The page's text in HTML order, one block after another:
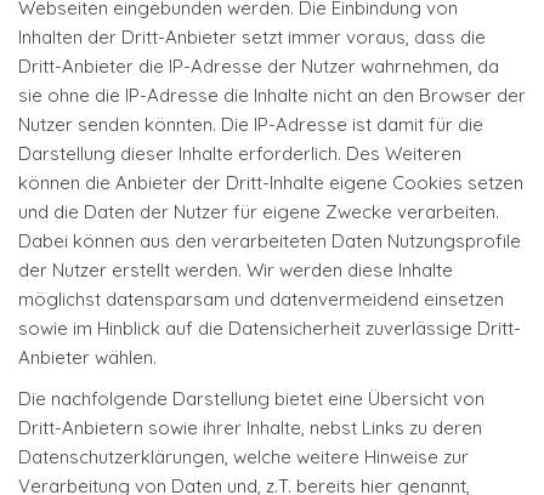
Webseiten eingebunden werden. Die Einbindung von
Inhalten der Dritt-Anbieter setzt immer voraus, dass die
Dritt-Anbieter die IP-Adresse der Nutzer wahrnehmen, da
sie ohne die IP-Adresse die Inhalte nicht an den Browser der
Nutzer senden könnten. Die IP-Adresse ist damit für die
Darstellung dieser Inhalte erforderlich. Des Weiteren
können die Anbieter der Dritt-Inhalte eigene Cookies setzen
und die Daten der Nutzer für eigene Zwecke verarbeiten.
Dabei können aus den verarbeiteten Daten Nutzungsprofile
der Nutzer erstellt werden. Wir werden diese Inhalte
möglichst datensparsam und datenvermeidend einsetzen
sowie im Hinblick auf die Datensicherheit zuverlässige Dritt-
Anbieter wählen.
Die nachfolgende Darstellung bietet eine Übersicht von
Dritt-Anbietern sowie ihrer Inhalte, nebst Links zu deren
Datenschutzerklärungen, welche weitere Hinweise zur
Verarbeitung von Daten und, z.T. bereits hier genannt,